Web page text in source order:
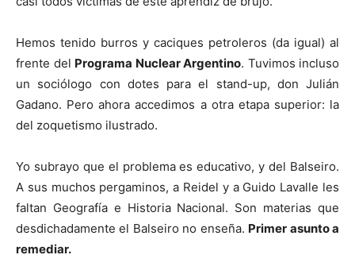
Hemos tenido burros y caciques petroleros (da igual) al
frente del Programa Nuclear Argentino. Tuvimos incluso
un sociólogo con dotes para el stand-up, don Julián
Gadano. Pero ahora accedimos a otra etapa superior: la
del zoquetismo ilustrado.
Yo subrayo que el problema es educativo, y del Balseiro.
A sus muchos pergaminos, a Reidel y a Guido Lavalle les
faltan Geografía e Historia Nacional. Son materias que
desdichadamente el Balseiro no enseña. Primer asunto a
remediar.